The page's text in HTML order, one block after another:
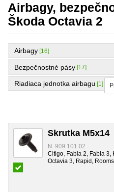
Airbagy,
Škoda Octavia 2
Airbagy [16]
Bezpečnostné pásy [17]
Riadiaca jednotka airbagu [1]
Skrutka M5x14
N 909 101 02
Citigo, Fabia 2, Fabia 3,
Octavia 3, Rapid,